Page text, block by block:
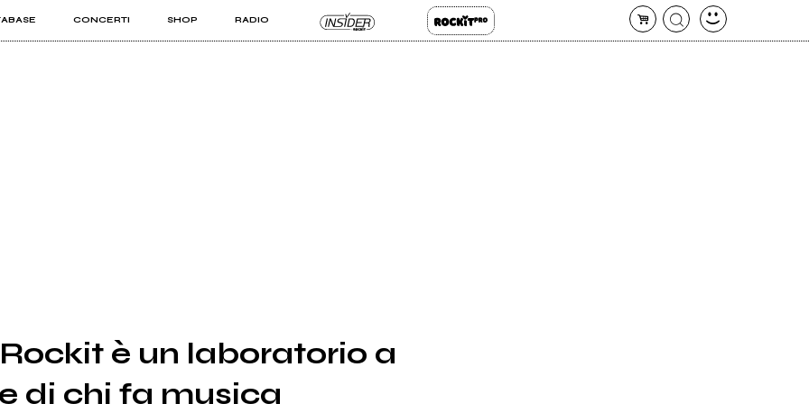
CONCERTI SHOP RADIO
PRO
è un laboratorio a
di chi fa musica